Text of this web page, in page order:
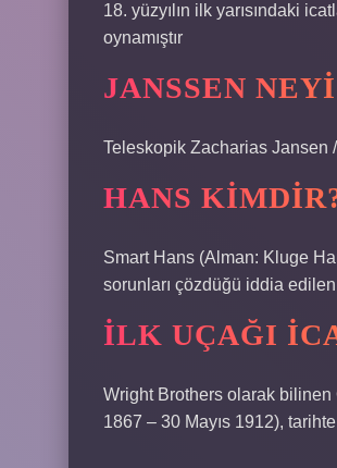
18. yüzyılın ilk yarısındaki
oynamıştır
JANSSEN
Teleskopik Zacharias Jansen
HANS
Smart Hans (Alman: Kluge
sorunları çözdüğü iddia
İLK UÇAĞI
Wright Brothers olarak
1867 – 30 Mayıs 1912),